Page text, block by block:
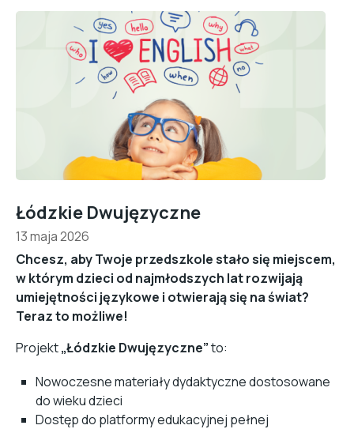
Łódzkie Dwujęzyczne
13 maja 2026
Chcesz, aby Twoje przedszkole stało się miejscem,
w którym dzieci od najmłodszych lat rozwijają
umiejętności językowe i otwierają się na świat?
Teraz to możliwe!
Projekt„Łódzkie Dwujęzyczne”to:
Nowoczesne materiały dydaktyczne dostosowane
do wieku dzieci
Dostęp do platformy edukacyjnej pełnej